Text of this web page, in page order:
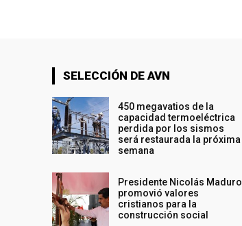
SELECCIÓN DE AVN
450 megavatios de la
capacidad termoeléctrica
perdida por los sismos
será restaurada la próxima
semana
Presidente Nicolás Maduro
promovió valores
cristianos para la
construcción social